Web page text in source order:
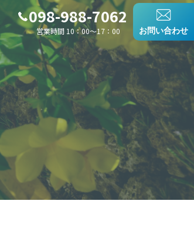
098-988-7062
営業時間 10：00〜17：00 お問い合わせ